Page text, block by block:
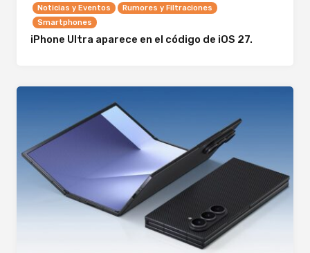
Noticias y Eventos
Rumores y Filtraciones
Smartphones
iPhone Ultra aparece en el código de iOS 27.